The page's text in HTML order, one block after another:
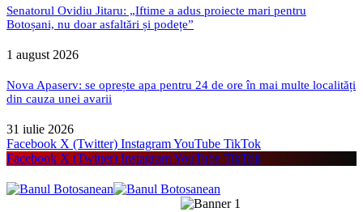
Senatorul Ovidiu Jitaru: „Iftime a adus proiecte mari pentru
Botoșani, nu doar asfaltări și podețe”
1 august 2026
Nova Apaserv: se oprește apa pentru 24 de ore în mai multe localități
din cauza unei avarii
31 iulie 2026
Facebook X (Twitter) InstagramYouTube TikTok
Facebook X (Twitter) InstagramYouTube TikTok